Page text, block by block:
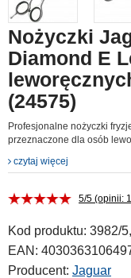
Nożyczki
Diamond E
(24575)
Profesjonalne nożyczki
przeznaczone dla osób
czytaj więcej
5/5 (opinii:
Kod produktu: 3982/
EAN:
Producent: Jaguar